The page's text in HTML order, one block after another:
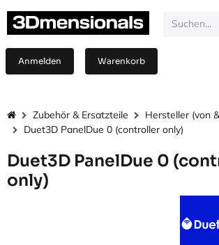
Anmelden Warenkorb
Zubehör & Ersatzteile Hersteller (von
Duet3D PanelDue 0 (controller only)
Duet3D PanelDue 0
only)